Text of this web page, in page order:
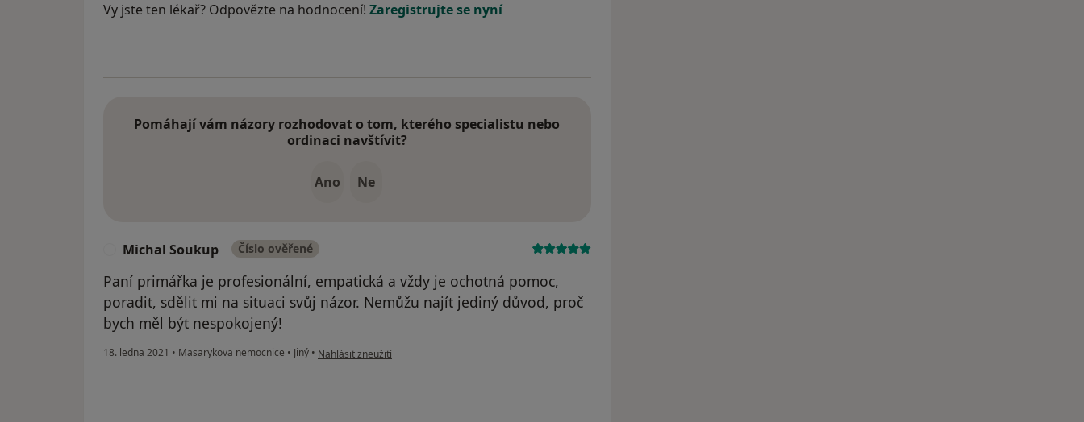
Vy jste ten lékař? Odpovězte na hodnocení! Zaregistrujte se nyní
Pomáhají vám názory rozhodovat o tom, kterého specialistu nebo
ordinaci navštívit?
Ano Ne
Michal Soukup Číslo ověřené
Paní primářka je profesionální, empatická a vždy je ochotná pomoc,
poradit, sdělit mi na situaci svůj názor. Nemůžu najít jediný důvod, proč
bych měl být nespokojený!
18. ledna 2021 • Masarykova nemocnice • Jiný • podle názoru uživatele Michal Soukup
Nahlásit zneužití